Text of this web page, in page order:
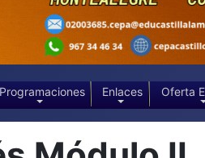
Programaciones Enlaces Oferta